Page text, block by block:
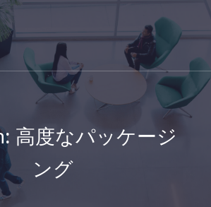
高度なパッケージ
ング